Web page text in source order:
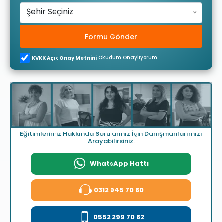
Şehir Seçiniz
Formu Gönder
KVKK Açık Onay Metnini Okudum Onaylıyorum.
Eğitimlerimiz Hakkında Sorularınız İçin Danışmanlarımızı
Arayabilirsiniz.
WhatsApp Hattı
0312 945 70 80
0552 299 70 82